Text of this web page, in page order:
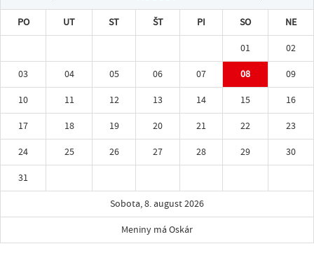
PO UT ST ŠT PI SO
NE
01
02
03
04 05 06 07 08
09
10
11 12 13 14 15
16
17
18 19 20 21 22
23
24
25 26 27 28 29
30
31
Sobota, 8. august 2026
Meniny má Oskár